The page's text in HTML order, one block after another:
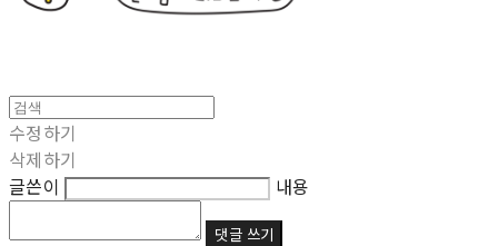
수정하기
삭제하기
글쓴이
내용
댓글 쓰기